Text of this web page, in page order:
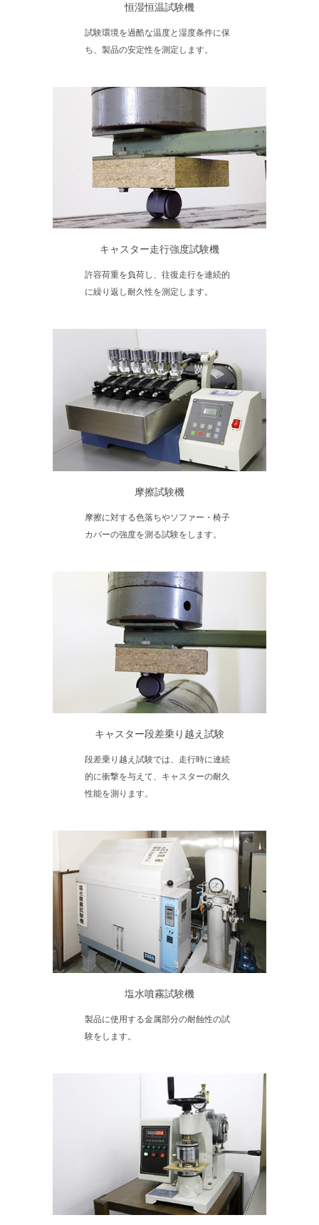
恒湿恒温試験機
試験環境を過酷な温度と湿度条件に保
ち、製品の安定性を測定します。
キャスター走行強度試験機
許容荷重を負荷し、往復走行を連続的
に繰り返し耐久性を測定します。
摩擦試験機
摩擦に対する色落ちやソファー・椅子
カバーの強度を測る試験をします。
キャスター段差乗り越え試験
段差乗り越え試験では、走行時に連続
的に衝撃を与えて、キャスターの耐久
性能を測ります。
塩水噴霧試験機
製品に使用する金属部分の耐蝕性の試
験をします。